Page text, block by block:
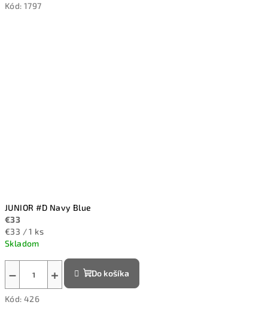
Kód: 1797
JUNIOR #D Navy Blue
€33
Jednotková
cena:
€33 / 1 ks
Skladom
+
− Do košíka
Kód: 426